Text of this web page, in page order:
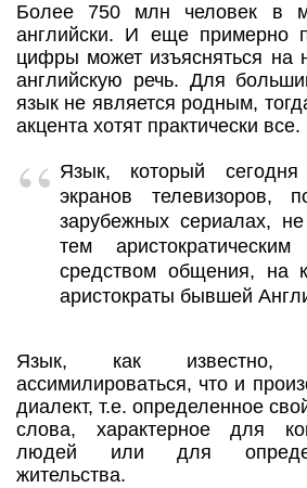
Более 750 млн человек в
английски. И еще примерно
цифры может изъясняться на
английскую речь. Для
язык не является родным,
акцента хотят практически все.
Язык, который
экранов
зарубежных сериалах,
тем
средством общения, на
аристократы бывшей
Язык, как известно,
ассимилироваться, что и
диалект, т.е. определенное
слова, характерное для
людей или для
жительства.